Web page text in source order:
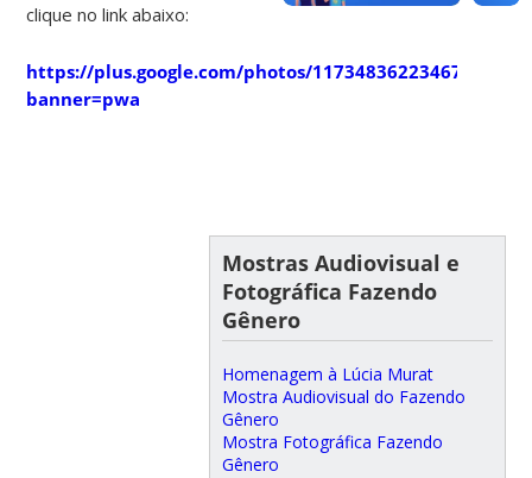
clique no link abaixo:
https://plus.google.com/photos/
banner=pwa
Mostras Audiovisual e
Fotográfica Fazendo
Gênero
Homenagem à Lúcia Murat
Mostra Audiovisual do Fazendo
Gênero
Mostra Fotográfica Fazendo
Gênero